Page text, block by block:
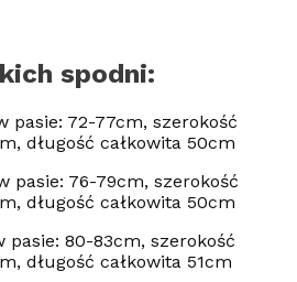
spodni:
pasie: 72-77cm, szerokość
długość całkowita 50cm
pasie: 76-79cm, szerokość
długość całkowita 50cm
pasie: 80-83cm, szerokość
długość całkowita 51cm